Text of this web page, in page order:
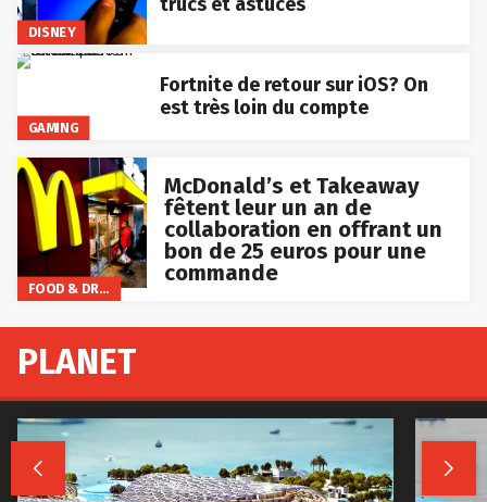
DISNEY
GAMING
Fortnite de retour sur iOS? On
est très loin du compte
FOOD & DRINKS
McDonald’s et Takeaway
fêtent leur un an de
collaboration en offrant un
bon de 25 euros pour une
commande
PLANET
 